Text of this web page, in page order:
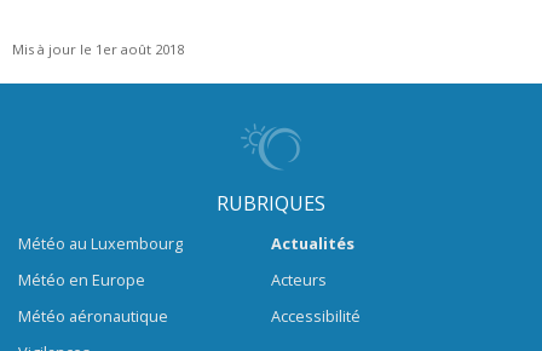
Mis à jour le 1er août 2018
RUBRIQUES
Météo au Luxembourg
Météo en Europe
Météo aéronautique
Actualités
Acteurs
Accessibilité